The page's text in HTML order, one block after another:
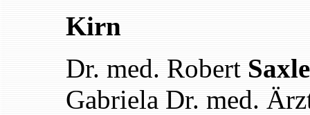
Kirn
Dr. med. Robert
Gabriela Dr. med.